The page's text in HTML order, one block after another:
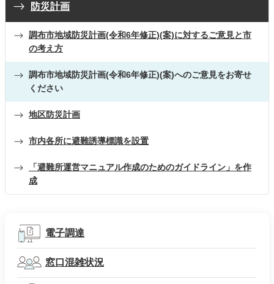
防災計画
調布市地域防災計画(令和6年修正)(案)に対するご意見と市
の考え方
調布市地域防災計画(令和6年修正)(案)へのご意見をお寄せ
ください
地区防災計画
市内各所に避難誘導標識を設置
「避難所運営マニュアル作成のためのガイドライン」を作
成
電子調達
窓口混雑状況